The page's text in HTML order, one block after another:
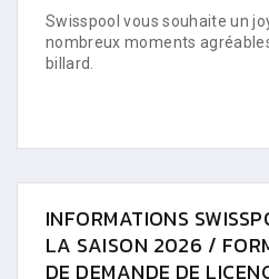
Swisspool vous souhaite un
nombreux moments
billard.
INFORMATIONS
LA SAISON 2026 /
DE DEMANDE DE